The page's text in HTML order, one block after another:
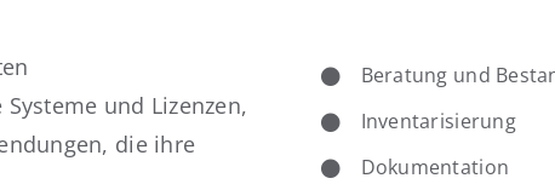
und Lizenzen,
die ihre
Beratung und
Inventarisierung
Dokumentation